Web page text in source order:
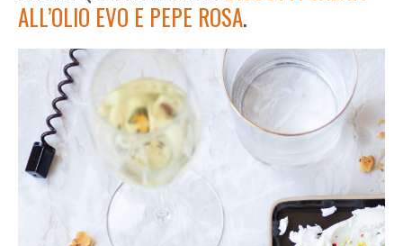
ALL’OLIO EVO E PEPE ROSA.